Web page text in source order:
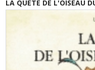
LA QUETE DE L'OISEAU